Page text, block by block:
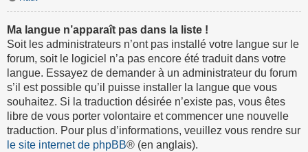
Ma langue n’apparaît pas dans la liste !
Soit les administrateurs n’ont pas installé votre langue sur le
forum, soit le logiciel n’a pas encore été traduit dans votre
langue. Essayez de demander à un administrateur du forum
s’il est possible qu’il puisse installer la langue que vous
souhaitez. Si la traduction désirée n’existe pas, vous êtes
libre de vous porter volontaire et commencer une nouvelle
traduction. Pour plus d’informations, veuillez vous rendre sur
le site internet de phpBB® (en anglais).